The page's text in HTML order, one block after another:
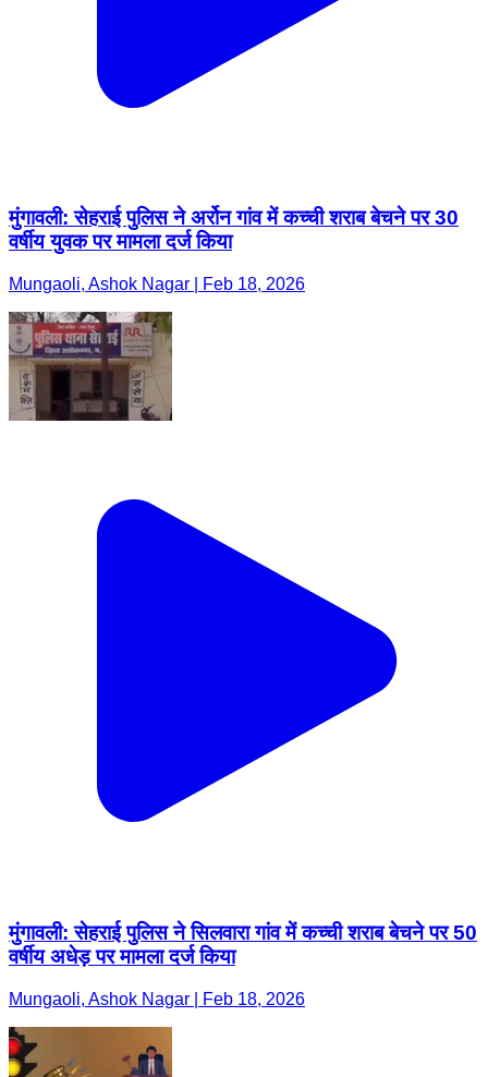
मुंगावली: सेहराई पुलिस ने अर्रोन गांव में कच्ची शराब बेचने पर 30
वर्षीय युवक पर मामला दर्ज किया
Mungaoli, Ashok Nagar | Feb 18, 2026
मुंगावली: सेहराई पुलिस ने सिलवारा गांव में कच्ची शराब बेचने पर 50
वर्षीय अधेड़ पर मामला दर्ज किया
Mungaoli, Ashok Nagar | Feb 18, 2026